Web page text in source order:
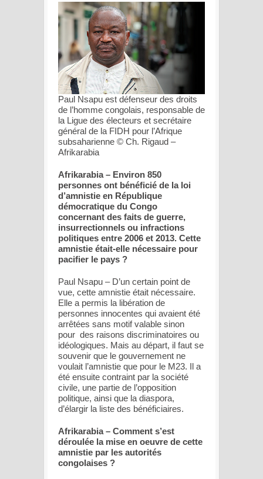
Paul Nsapu est défenseur des droits
de l’homme congolais, responsable de
la Ligue des électeurs et secrétaire
général de la FIDH pour l’Afrique
subsaharienne © Ch. Rigaud –
Afrikarabia
Afrikarabia – Environ 850
personnes ont bénéficié de la loi
d’amnistie en République
démocratique du Congo
concernant des faits de guerre,
insurrectionnels ou infractions
politiques entre 2006 et 2013. Cette
amnistie était-elle nécessaire pour
pacifier le pays ?
Paul Nsapu – D’un certain point de
vue, cette amnistie était nécessaire.
Elle a permis la libération de
personnes innocentes qui avaient été
arrêtées sans motif valable sinon
pour des raisons discriminatoires ou
idéologiques. Mais au départ, il faut se
souvenir que le gouvernement ne
voulait l’amnistie que pour le M23. Il a
été ensuite contraint par la société
civile, une partie de l’opposition
politique, ainsi que la diaspora,
d’élargir la liste des bénéficiaires.
Afrikarabia – Comment s’est
déroulée la mise en oeuvre de cette
amnistie par les autorités
congolaises ?